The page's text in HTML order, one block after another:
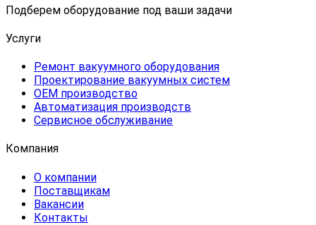
Подберем оборудование под ваши задачи
Услуги
Ремонт вакуумного оборудования
Проектирование вакуумных систем
OEM производство
Автоматизация производств
Сервисное обслуживание
Компания
О компании
Поставщикам
Вакансии
Контакты